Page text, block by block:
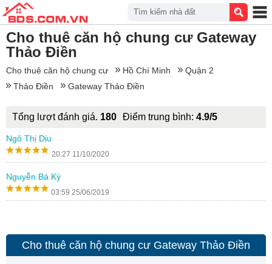
Cho thuê căn hộ chung cư Gateway
Thảo Điền
Cho thuê căn hộ chung cư Hồ Chí Minh
Quận 2
Thảo Điền
Gateway Thảo Điền
Tổng lượt đánh giá. 180 Điểm trung bình: 4.9/5
Ngô Thị Dịu
20:27 11/10/2020
Nguyễn Bá Kỳ
03:59 25/06/2019
Cho thuê căn hộ chung cư Gateway Thảo Điền
Tìm kiếm nhà đất